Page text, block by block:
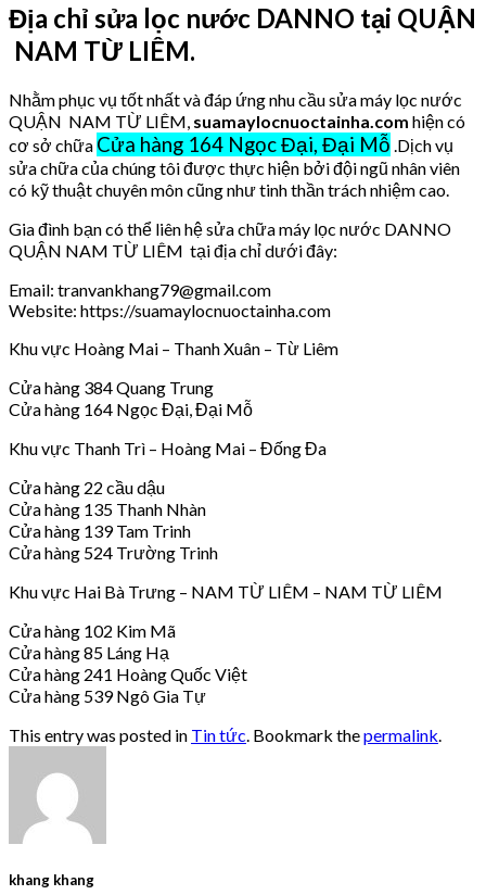
Địa chỉ sửa lọc nước DANNO tại QUẬN
NAM TỪ LIÊM.
Nhằm phục vụ tốt nhất và đáp ứng nhu cầu sửa máy lọc nước
QUẬN NAM TỪ LIÊM, suamaylocnuoctainha.com hiện có
cơ sở chữa Cửa hàng 164 Ngọc Đại, Đại Mỗ .Dịch vụ
sửa chữa của chúng tôi được thực hiện bởi đội ngũ nhân viên
có kỹ thuật chuyên môn cũng như tinh thần trách nhiệm cao.
Gia đình bạn có thể liên hệ sửa chữa máy lọc nước DANNO
QUẬN NAM TỪ LIÊM tại địa chỉ dưới đây:
Email: tranvankhang79@gmail.com
Website: https://suamaylocnuoctainha.com
Khu vực Hoàng Mai – Thanh Xuân – Từ Liêm
Cửa hàng 384 Quang Trung
Cửa hàng 164 Ngọc Đại, Đại Mỗ
Khu vực Thanh Trì – Hoàng Mai – Đống Đa
Cửa hàng 22 cầu dậu
Cửa hàng 135 Thanh Nhàn
Cửa hàng 139 Tam Trinh
Cửa hàng 524 Trường Trinh
Khu vực Hai Bà Trưng – NAM TỪ LIÊM – NAM TỪ LIÊM
Cửa hàng 102 Kim Mã
Cửa hàng 85 Láng Hạ
Cửa hàng 241 Hoàng Quốc Việt
Cửa hàng 539 Ngô Gia Tự
This entry was posted in Tin tức . Bookmark thepermalink
khang khang